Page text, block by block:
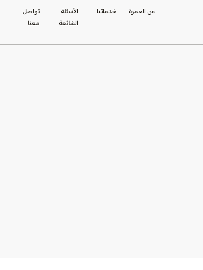
عن العمرة خدماتنا
الأسئلة
الشائعة
تواصل
معنا